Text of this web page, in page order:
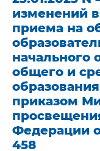
изменений
приема на
начального
общего и
приказом
Федерации
458